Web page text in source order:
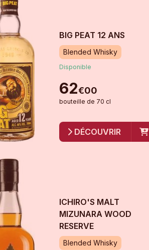
BIG PEAT 12 ANS
Blended Whisky
Disponible
62€00
bouteille de 70 cl
DÉCOUVRIR
ICHIRO'S MALT
MIZUNARA WOOD
RESERVE
Blended Whisky